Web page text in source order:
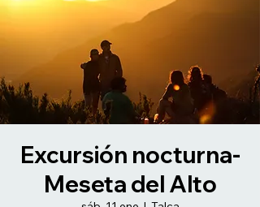
Excursión nocturna-
Meseta del Alto